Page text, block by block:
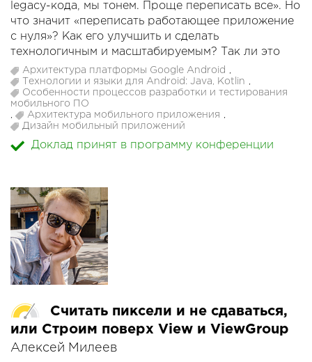
legacy-кода, мы тонем. Проще переписать все». Но
что значит «переписать работающее приложение
с нуля»? Как его улучшить и сделать
технологичным и масштабируемым? Так ли это
просто?
В докладе мы поделимся опытом, как нам удалось
переписать одно из флагманских приложений:
• как убедили бизнес, что текущее приложение –
«дуршлаг со спагетти» и не масштабируется,
• как использовали принципы чистой архитектуры
и на какие «подводные камни» наткнулись,
• как использовали итеративные планы спринтов,
чтобы успеть к ожидаемым срокам.
Поделимся bad-практиками с использованием
RxJava, Dagger. Покажем на примерах, как unit-
кода, и на примере app.zeplin.io расскажем, как
дизайнеры помогли разработчикам интегрировать
UI.
Архитектура платформы Google Android
Технологии и языки для Android: Java, Kotlin
Особенности процессов разработки и тестирования
мобильного ПО
Архитектура мобильного приложения
Дизайн мобильный приложений
Доклад принят в программу конференции
Считать пиксели и не сдаваться,
или Строим поверх View и ViewGroup
Алексей Милеев